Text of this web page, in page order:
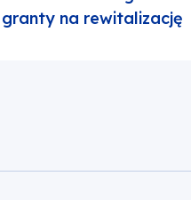
granty na rewitalizację